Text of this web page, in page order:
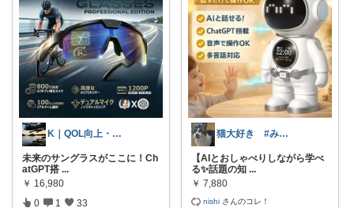
K｜QOL向上・良品選定室
未来のサングラスがここに！Ch
atGPT搭 ...
￥ 16,980
0 1 33
猫大好き #みなさんのお気持ちに感謝
【AIとおしゃべりしながら学べ
る✨話題の知 ...
￥ 7,880
nishi さんのコレ！